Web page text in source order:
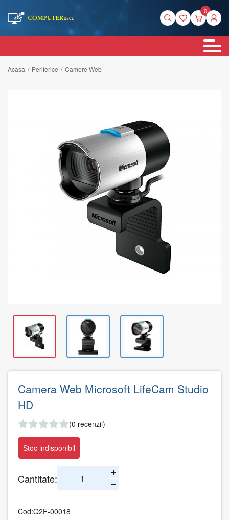
0
Acasa / Periferice / Camere Web
Camera Web Microsoft LifeCam Studio
HD
(0 recenzii)
Stoc indisponibil
Cantitate:
Cod:Q2F-00018